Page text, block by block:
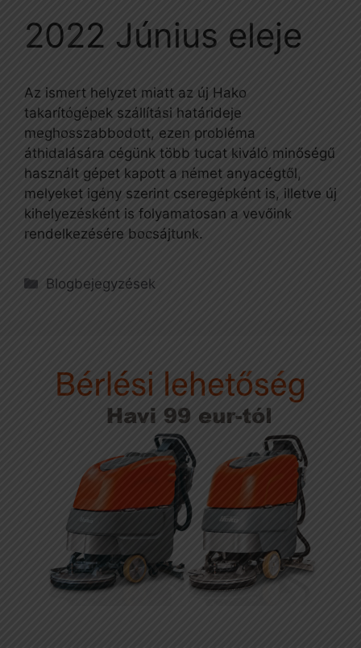
2022 Június eleje
Az ismert helyzet miatt az új Hako
takarítógépek szállítási határideje
meghosszabbodott, ezen probléma
áthidalására cégünk több tucat kiváló minőségű
használt gépet kapott a német anyacégtől,
melyeket igény szerint cseregépként is, illetve új
kihelyezésként is folyamatosan a vevőink
rendelkezésére bocsájtunk.
Kategória
Blogbejegyzések